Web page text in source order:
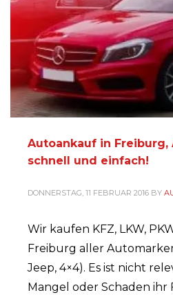
Autoankauf in Freiburg,
schnell und einfach!
DONNERSTAG, 11 FEBRUAR 2016 BY
Wir kaufen KFZ, LKW,
Freiburg aller
Jeep, 4×4). Es ist nicht
Mangel oder Schaden ihr